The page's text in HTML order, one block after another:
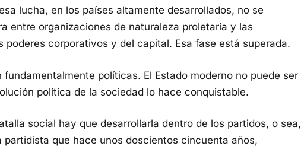
lucha, en los países altamente desarrollados, no se
entre organizaciones de naturaleza proletaria y las
poderes corporativos y del capital. Esa fase está superada.
fundamentalmente políticas. El Estado moderno no puede ser
política de la sociedad lo hace conquistable.
social hay que desarrollarla dentro de los partidos, o sea,
partidista que hace unos doscientos cincuenta años,